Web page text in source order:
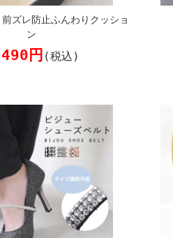
ズレ防止ふんわりクッショ
ン
円 (税込)